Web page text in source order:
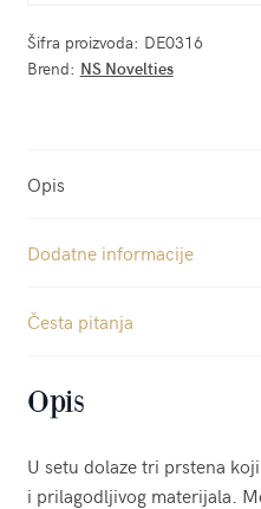
Šifra proizvoda: DE0316
Brend: NS Novelties
Opis
Dodatne informacije
Česta pitanja
Opis
U setu dolaze tri prstena
i prilagodljivog materijala.